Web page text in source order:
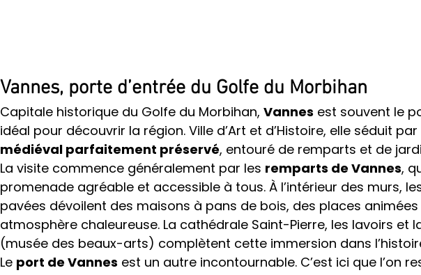
Vannes, porte d’entrée du Golfe du Morbihan
Capitale historique du Golfe du Morbihan, Vannes est souvent le
idéal pour découvrir la région. Ville d’Art et d’Histoire, elle séduit
médiéval parfaitement préservé, entouré de remparts et de
La visite commence généralement par les remparts de Vannes,
promenade agréable et accessible à tous. À l’intérieur des murs,
pavées dévoilent des maisons à pans de bois, des places
atmosphère chaleureuse. La cathédrale Saint-Pierre, les lavoirs et
(musée des beaux-arts) complètent cette immersion dans
Le port de Vannes est un autre incontournable. C’est ici que l’on